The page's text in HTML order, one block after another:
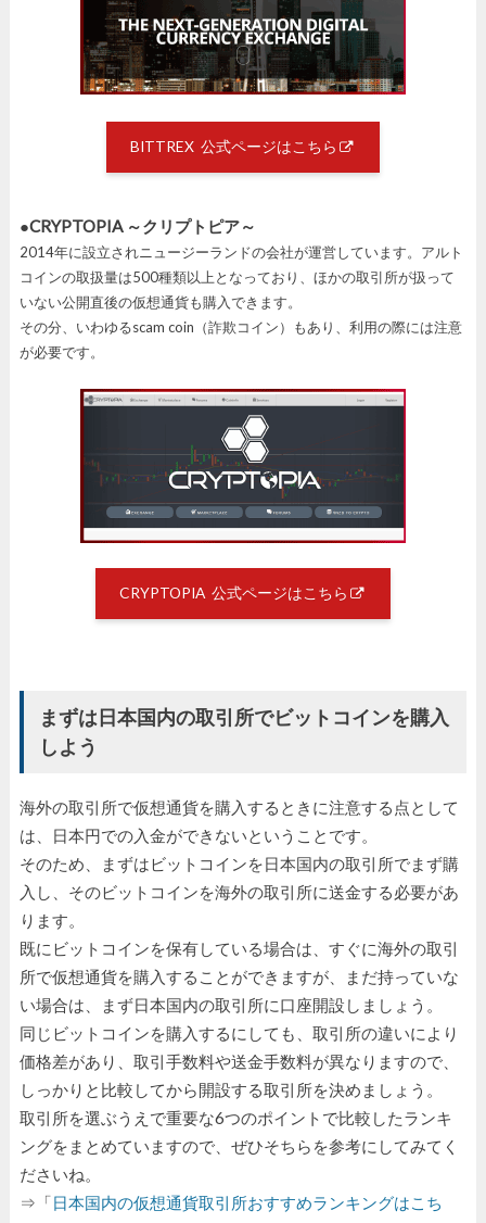
BITTREX 公式ページはこちら
●CRYPTOPIA ～クリプトピア～
2014年に設立されニュージーランドの会社が運営しています。アルト
コインの取扱量は500種類以上となっており、ほかの取引所が扱って
いない公開直後の仮想通貨も購入できます。
その分、いわゆるscam coin（詐欺コイン）もあり、利用の際には注意
が必要です。
CRYPTOPIA 公式ページはこちら
まずは日本国内の取引所でビットコインを購入
しよう
海外の取引所で仮想通貨を購入するときに注意する点として
は、日本円での入金ができないということです。
そのため、まずはビットコインを日本国内の取引所でまず購
入し、そのビットコインを海外の取引所に送金する必要があ
ります。
既にビットコインを保有している場合は、すぐに海外の取引
所で仮想通貨を購入することができますが、まだ持っていな
い場合は、まず日本国内の取引所に口座開設しましょう。
同じビットコインを購入するにしても、取引所の違いにより
価格差があり、取引手数料や送金手数料が異なりますので、
しっかりと比較してから開設する取引所を決めましょう。
取引所を選ぶうえで重要な6つのポイントで比較したランキ
ングをまとめていますので、ぜひそちらを参考にしてみてく
ださいね。
⇒「日本国内の仮想通貨取引所おすすめランキングはこち